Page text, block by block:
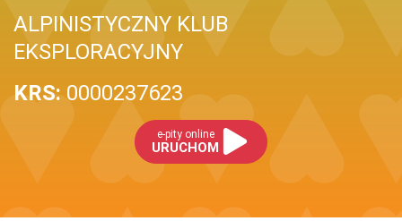
ALPINISTYCZNY KLUB
EKSPLORACYJNY
KRS: 0000237623
e-pity online
URUCHOM